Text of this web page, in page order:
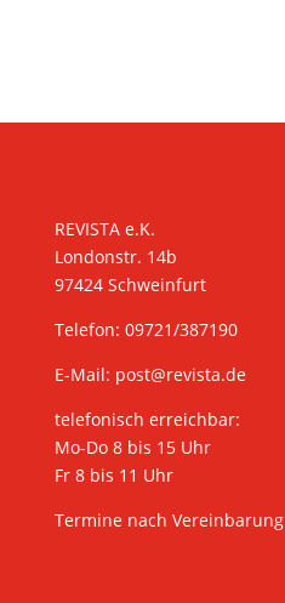
REVISTA e.K.
Londonstr. 14b
97424 Schweinfurt
Telefon: 09721/387190
E-Mail: post@revista.de
telefonisch erreichbar:
Mo-Do 8 bis 15 Uhr
Fr 8 bis 11 Uhr
Termine nach Vereinbarung